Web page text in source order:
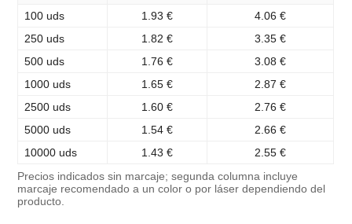
100 uds
1.93 €
4.06 €
250 uds
1.82 €
3.35 €
500 uds
1.76 €
3.08 €
1000 uds
1.65 €
2.87 €
2500 uds
1.60 €
2.76 €
5000 uds
1.54 €
2.66 €
10000 uds
1.43 € 2.55 €
Precios indicados sin marcaje; segunda columna incluye
marcaje recomendado a un color o por láser dependiendo del
producto.